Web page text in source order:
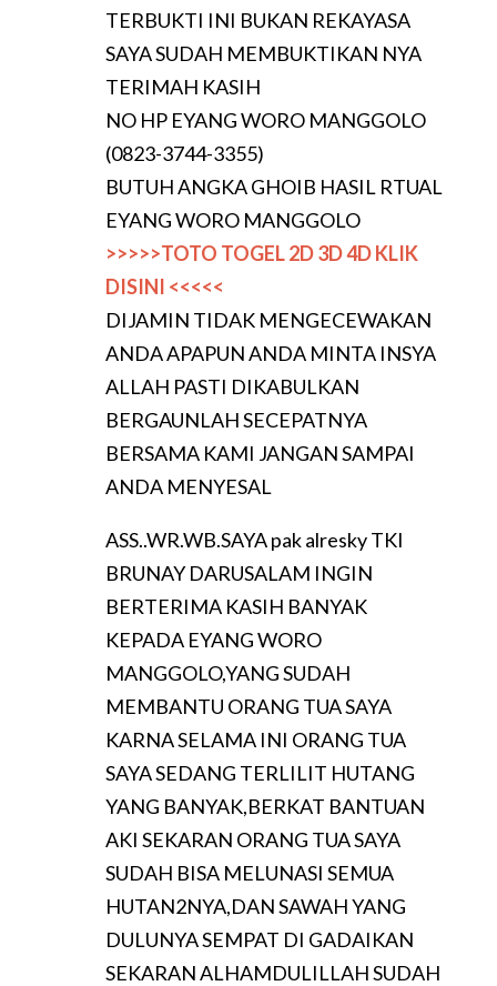
TERBUKTI INI BUKAN REKAYASA
SAYA SUDAH MEMBUKTIKAN NYA
TERIMAH KASIH
NO HP EYANG WORO MANGGOLO
(0823-3744-3355)
BUTUH ANGKA GHOIB HASIL RTUAL
EYANG WORO MANGGOLO
>>>>>TOTO TOGEL 2D 3D 4D KLIK
DISINI <<<<<
DIJAMIN TIDAK MENGECEWAKAN
ANDA APAPUN ANDA MINTA INSYA
ALLAH PASTI DIKABULKAN
BERGAUNLAH SECEPATNYA
BERSAMA KAMI JANGAN SAMPAI
ANDA MENYESAL
ASS..WR.WB.SAYA pak alresky TKI
BRUNAY DARUSALAM INGIN
BERTERIMA KASIH BANYAK
KEPADA EYANG WORO
MANGGOLO,YANG SUDAH
MEMBANTU ORANG TUA SAYA
KARNA SELAMA INI ORANG TUA
SAYA SEDANG TERLILIT HUTANG
YANG BANYAK,BERKAT BANTUAN
AKI SEKARAN ORANG TUA SAYA
SUDAH BISA MELUNASI SEMUA
HUTAN2NYA,DAN SAWAH YANG
DULUNYA SEMPAT DI GADAIKAN
SEKARAN ALHAMDULILLAH SUDAH